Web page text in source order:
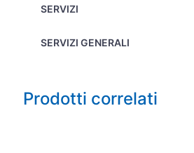
SERVIZI
SERVIZI GENERALI
Prodotti correlati